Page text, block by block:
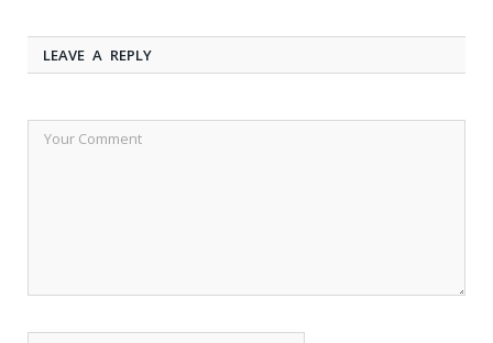
LEAVE A REPLY